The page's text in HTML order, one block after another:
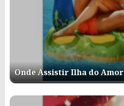
Onde Assistir Ilha do Amor